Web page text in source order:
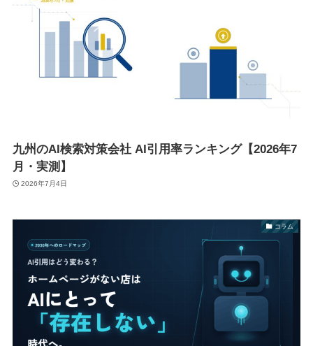
九州のAI検索対策会社 AI引用率ランキング【2026年7
月・実測】
2026年7月4日
コラム